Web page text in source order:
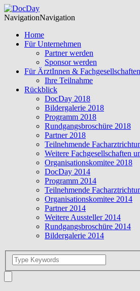
NavigationNavigation
Home
Für Unternehmen
Partner werden
Sponsor werden
Für ÄrztInnen & Fachgesellschaften
Ihre Teilnahme
Rückblick
DocDay 2018
Bildergalerie 2018
Programm 2018
Rundgangsbroschüre 2018
Partner 2018
Teilnehmende
Weitere Fachgesellschaften
Organisationskomitee 2018
DocDay 2014
Programm 2014
Teilnehmende
Organisationskomitee 2014
Partner 2014
Weitere Aussteller 2014
Rundgangsbroschüre 2014
Bildergalerie 2014